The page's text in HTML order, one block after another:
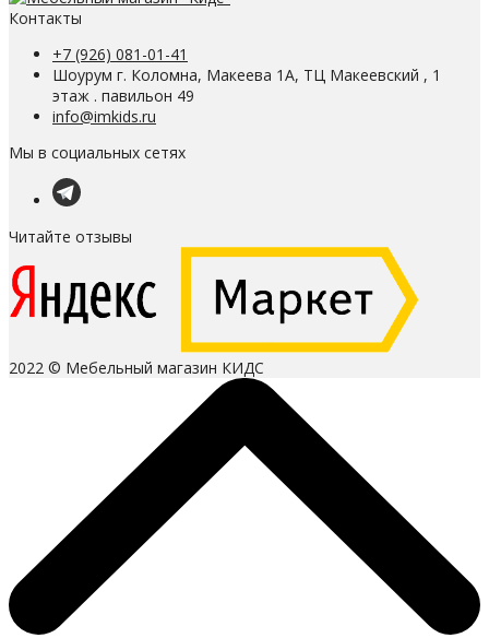
Контакты
+7 (926) 081-01-41
Шоурум г. Коломна, Макеева 1А, ТЦ Макеевский , 1
этаж . павильон 49
info@imkids.ru
Мы в социальных сетях
Читайте отзывы
2022 © Мебельный магазин КИДС